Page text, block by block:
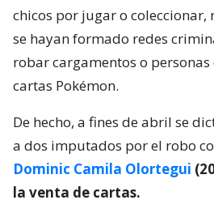
chicos por jugar o coleccionar,
se hayan formado redes
robar cargamentos o
cartas Pokémon.
De hecho, a fines de abril se
a dos imputados por el robo
Dominic Camila Olortegui
la venta de cartas.